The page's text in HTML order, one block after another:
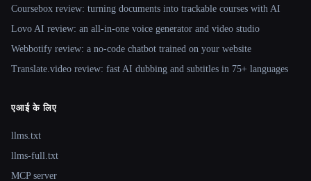
Coursebox review: turning documents into trackable courses with AI
Lovo AI review: an all-in-one voice generator and video studio
Webbotify review: a no-code chatbot trained on your website
Translate.video review: fast AI dubbing and subtitles in 75+ languages
एआई के लिए
llms.txt
llms-full.txt
MCP server